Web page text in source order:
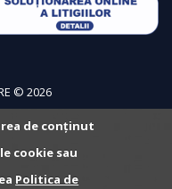
© 2026
de conținut
cookie sau
Politica de